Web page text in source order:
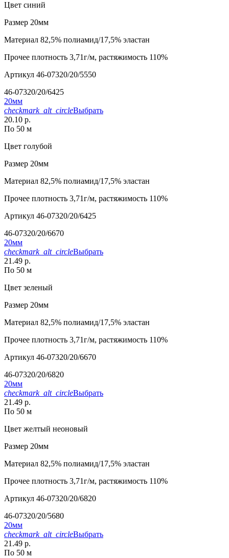
Цвет синий
Размер 20мм
Материал 82,5% полиамид/17,5% эластан
Прочее плотность 3,71г/м, растяжимость 110%
Артикул 46-07320/20/5550
46-07320/20/6425
20мм
checkmark_alt_circleВыбрать
20.10 р.
По 50 м
Цвет голубой
Размер 20мм
Материал 82,5% полиамид/17,5% эластан
Прочее плотность 3,71г/м, растяжимость 110%
Артикул 46-07320/20/6425
46-07320/20/6670
20мм
checkmark_alt_circleВыбрать
21.49 р.
По 50 м
Цвет зеленый
Размер 20мм
Материал 82,5% полиамид/17,5% эластан
Прочее плотность 3,71г/м, растяжимость 110%
Артикул 46-07320/20/6670
46-07320/20/6820
20мм
checkmark_alt_circleВыбрать
21.49 р.
По 50 м
Цвет желтый неоновый
Размер 20мм
Материал 82,5% полиамид/17,5% эластан
Прочее плотность 3,71г/м, растяжимость 110%
Артикул 46-07320/20/6820
46-07320/20/5680
20мм
checkmark_alt_circleВыбрать
21.49 р.
По 50 м